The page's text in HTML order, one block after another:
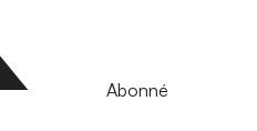
Abonné